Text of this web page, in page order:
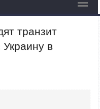
транзит
Украину в